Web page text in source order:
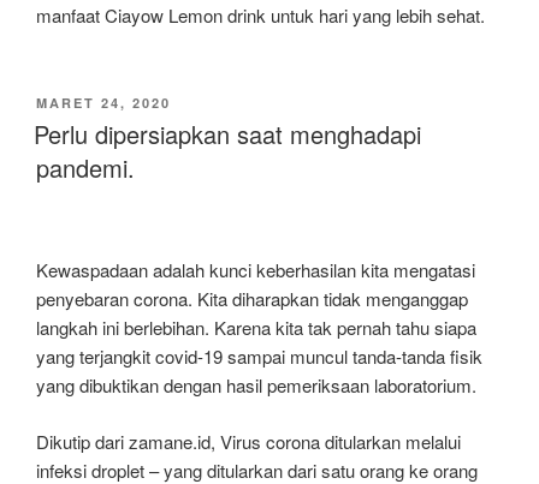
manfaat Ciayow Lemon drink untuk hari yang lebih sehat.
DIPOSKAN
PADA
MARET 24, 2020
Perlu dipersiapkan saat menghadapi
pandemi.
Kewaspadaan adalah kunci keberhasilan kita mengatasi
penyebaran corona. Kita diharapkan tidak menganggap
langkah ini berlebihan. Karena kita tak pernah tahu siapa
yang terjangkit covid-19 sampai muncul tanda-tanda fisik
yang dibuktikan dengan hasil pemeriksaan laboratorium.
Dikutip dari zamane.id, Virus corona ditularkan melalui
infeksi droplet – yang ditularkan dari satu orang ke orang